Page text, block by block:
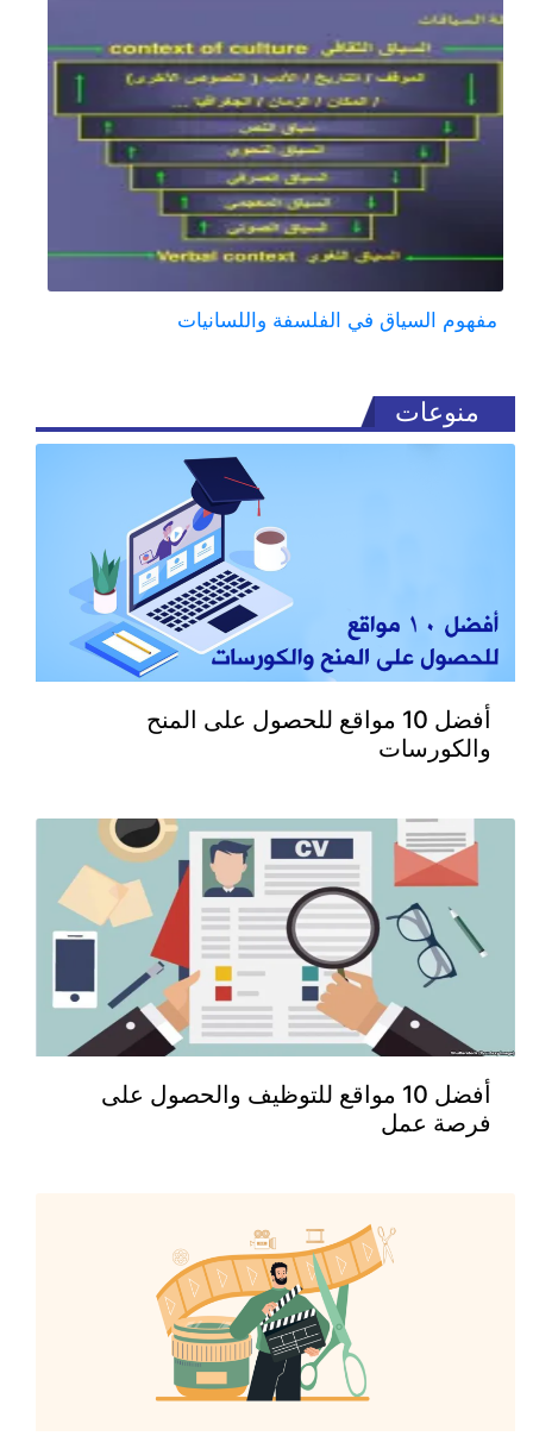
مفهوم السياق في الفلسفة واللسانيات
منوعات
أفضل 10 مواقع للحصول على المنح
والكورسات
أفضل 10 مواقع للتوظيف والحصول على
فرصة عمل